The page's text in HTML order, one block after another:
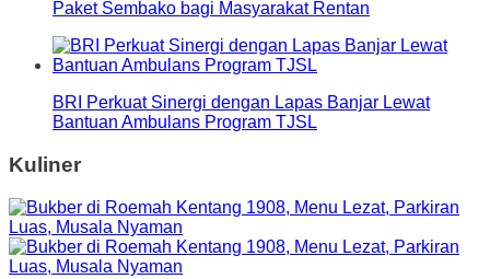
Paket Sembako bagi Masyarakat Rentan
BRI Perkuat Sinergi dengan Lapas Banjar Lewat
Bantuan Ambulans Program TJSL
Kuliner